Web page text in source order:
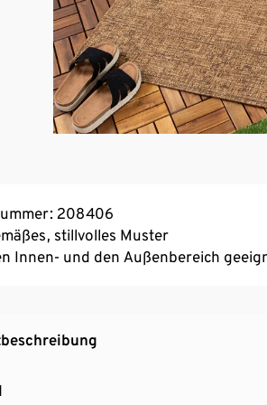
208406
stillvolles Muster
Innen- und den Außenbereich